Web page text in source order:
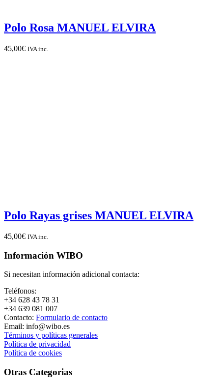
Polo Rosa MANUEL ELVIRA
45,00€ IVA inc.
Polo Rayas grises MANUEL ELVIRA
45,00€ IVA inc.
Información WIBO
Si necesitan información adicional contacta:
Teléfonos:
+34 628 43 78 31
+34 639 081 007
Contacto: Formulario de contacto
Email: info@wibo.es
Términos y políticas generales
Política de privacidad
Política de cookies
Otras Categorias